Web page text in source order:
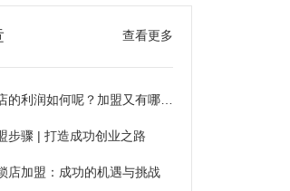
查看更多
来优品零食店的利润如何呢？加盟又有哪些优势呢？
步骤 | 打造成功创业之路
店加盟：成功的机遇与挑战